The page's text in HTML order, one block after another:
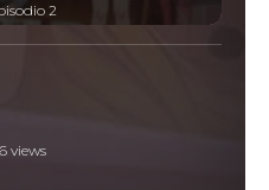
2
views